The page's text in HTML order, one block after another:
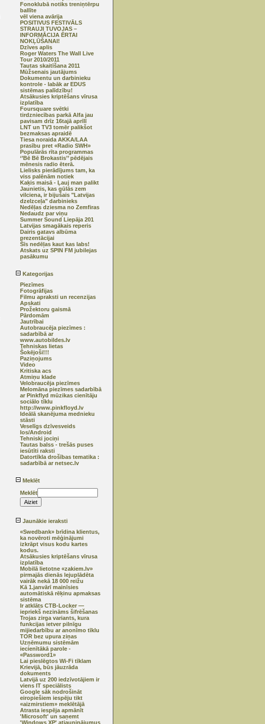
Fonoklubā notiks treniņtērpu
ballīte
vēl viena avārija
POSITIVUS FESTIVĀLS
STRAUJI TUVOJAS –
INFORMĀCIJA ĒRTAI
NOKĻŪŠANAI!
Dzīves aplis
Roger Waters The Wall Live
Tour 2010/2011
Tautas skaitīšana 2011
Mūžsenais jautājums
Dokumentu un darbinieku
kontrole - labāk ar EDUS
sistēmas palīdzību!
Atsākusies kriptēšans vīrusa
izplatība
Foursquare svētki
tirdzniecības parkā Alfa jau
pavisam drīz 16tajā aprīlī
LNT un TV3 tomēr palikšot
bezmaksas apraidē
Tiesa noraida AKKA/LAA
prasību pret «Radio SWH»
Populārās rīta programmas
‘’Bē Bē Brokastis’’ pēdējais
mēnesis radio ēterā.
Lielisks pierādījums tam, ka
viss palēnām notiek
Kaķis maisā - Ļauj man palikt
Jaunietis, kas gūlās zem
vilciena, ir bijušais "Latvijas
dzelzceļa" darbinieks
Nedēļas dziesma no Zemfiras
Nedaudz par viņu
Summer Sound Liepāja 201
Latvijas smagākais reperis
Dairis gatavs albūma
prezentācijai
Šīs nedēļas kaut kas labs!
Atskats uz SPIN FM jubilejas
pasākumu
Kategorijas
Piezīmes
Fotogrāfijas
Filmu apraksti un recenzijas
Apskati
Prožektoru gaismā
Pārdomām
Jautrībai
Autobraucēja piezīmes :
sadarbībā ar
www.autobildes.lv
Tehniskas lietas
Šokējoši!!!
Paziņojums
Video
Kritiska acs
Atmiņu klade
Velobraucēja piezīmes
Melomāna piezīmes sadarbībā
ar Pinkflyd mūzikas cienītāju
sociālo tīklu
http://www.pinkfloyd.lv
Ideālā skanējuma mednieku
stāsti
Veselīgs dzīvesveids
Ios/Android
Tehniski jociņi
Tautas balss - trešās puses
iesūtīti raksti
Datortīkla drošības tematika :
sadarbībā ar netsec.lv
Meklēt
Meklēt
Jaunākie ieraksti
«Swedbank» brīdina klientus,
ka novēroti mēģinājumi
izkrāpt visus kodu kartes
kodus.
Atsākusies kriptēšans vīrusa
izplatība
Mobilā lietotne «zakiem.lv»
pirmajās dienās lejuplādēta
vairāk nekā 18 000 reižu
Kā 1.janvārī mainīsies
automātiskā rēķinu apmaksas
sistēma
Ir atklāts CTB-Locker —
iepriekš nezināms šifrēšanas
Trojas zirga variants, kura
funkcijas ietver pilnīgu
mijiedarbību ar anonīmo tīklu
TOR bez upura ziņas
Uzņēmumu sistēmām
iecienītākā parole -
«Password1»
Lai pieslēgtos Wi-Fi tīklam
Krievijā, būs jāuzrāda
dokuments
Latvijā uz 200 iedzīvotājiem ir
viens IT speciālists
Google sāk nodrošināt
eiropiešiem iespēju tikt
«aizmirstiem» meklētājā
Atrasta iespēja apmānīt
'Microsoft' un saņemt
'Windows XP' atjauninājumus